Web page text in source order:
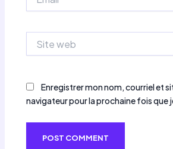
web
Enregistrer mon nom, courriel et
navigateur pour la prochaine fois que